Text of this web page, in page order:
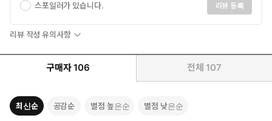
스포일러가 있습니다. 리뷰 등록
리뷰 작성 유의사항
구매자 106 전체 107
최신순 공감순 별점 높은순 별점 낮은순